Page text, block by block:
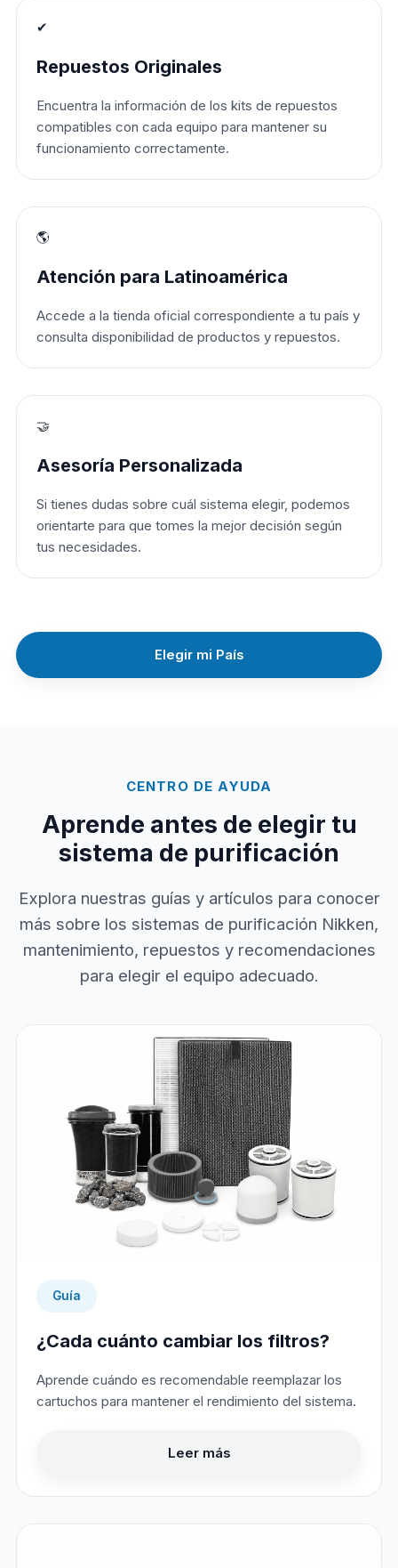
✔
Repuestos Originales
Encuentra la información de los kits de repuestos
compatibles con cada equipo para mantener su
funcionamiento correctamente.
🌎
Atención para Latinoamérica
Accede a la tienda oficial correspondiente a tu país y
consulta disponibilidad de productos y repuestos.
🤝
Asesoría Personalizada
Si tienes dudas sobre cuál sistema elegir, podemos
orientarte para que tomes la mejor decisión según
tus necesidades.
Elegir mi País
CENTRO DE AYUDA
Aprende antes de elegir tu
sistema de purificación
Explora nuestras guías y artículos para conocer
más sobre los sistemas de purificación Nikken,
mantenimiento, repuestos y recomendaciones
para elegir el equipo adecuado.
Guía
¿Cada cuánto cambiar los filtros?
Aprende cuándo es recomendable reemplazar los
cartuchos para mantener el rendimiento del sistema.
Leer más